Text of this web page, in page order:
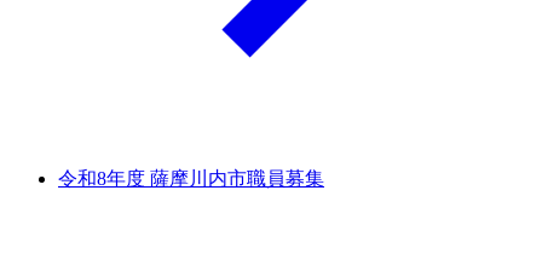
令和8年度 薩摩川内市職員募集